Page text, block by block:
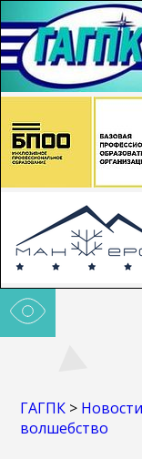
ГАГПК > Новости
волшебство